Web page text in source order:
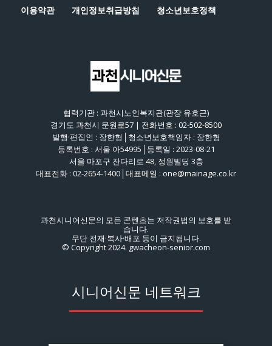
이용약관 개인정보취급방침 청소년보호정책
협력기관 : 과천시노인복지관(관장 유호근)
경기도 과천시 문원로57 | 전화번호 : 02-502-8500
발행·편집인 : 장한형│청소년보호책임자 : 장한형
등록번호 : 서울 아54995│등록일 : 2023-08-21
서울 마포구 잔다리로 48, 정원빌딩 3층
대표전화 : 02-2654-1400│대표메일 : one@mainage.co.kr
과천시니어신문의 모든 콘텐츠는 저작권법의 보호를 받
습니다.
무단 전재·복사·배포 등이 금지됩니다.
© Copyright 2024. gwacheon-senior.com
시니어신문 네트워크